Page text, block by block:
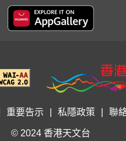
重要告示 私隱政策 聯
© 2024 香港天文台